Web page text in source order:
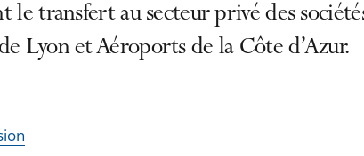
le transfert au secteur privé des
Lyon et Aéroports de la Côte d’Azur.